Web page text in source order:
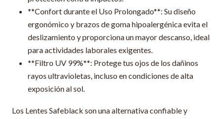
**Confort durante el Uso Prolongado**: Su diseño
ergonómico y brazos de goma hipoalergénica evita el
deslizamiento y proporciona un mayor descanso, ideal
para actividades laborales exigentes.
**Filtro UV 99%**: Protege tus ojos de los dañinos
rayos ultravioletas, incluso en condiciones de alta
exposición al sol.
Los Lentes Safeblack son una alternativa confiable y